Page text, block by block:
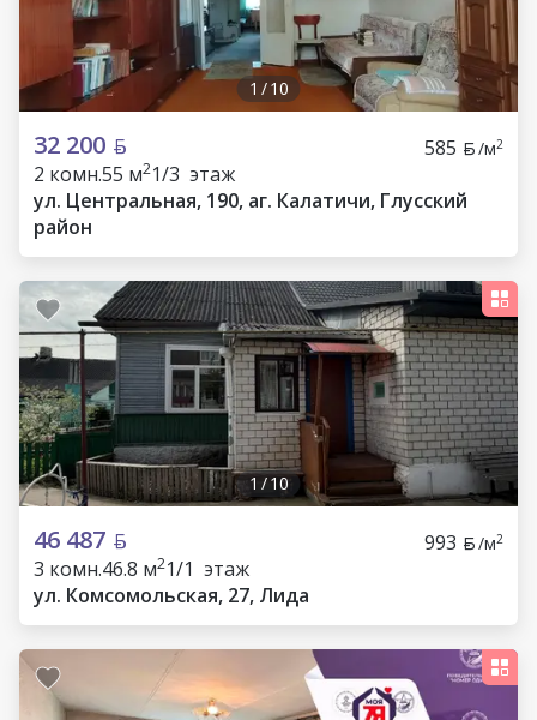
1 /10
32 200 585 /м2
2 комн.55 м21/3 этаж
ул. Центральная, 190, аг. Калатичи, Глусский
район
1 /10
46 487 993 /м2
3 комн.46.8 м21/1 этаж
ул. Комсомольская, 27, Лида